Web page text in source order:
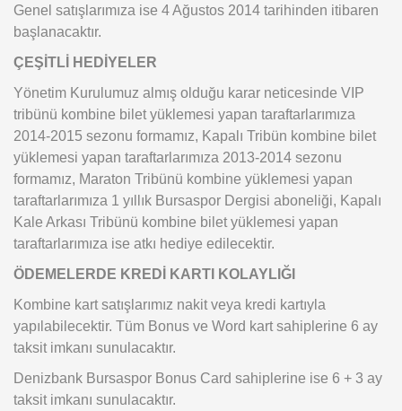
Genel satışlarımıza ise 4 Ağustos 2014 tarihinden itibaren
başlanacaktır.
ÇEŞİTLİ HEDİYELER
Yönetim Kurulumuz almış olduğu karar neticesinde VIP
tribünü kombine bilet yüklemesi yapan taraftarlarımıza
2014-2015 sezonu formamız, Kapalı Tribün kombine bilet
yüklemesi yapan taraftarlarımıza 2013-2014 sezonu
formamız, Maraton Tribünü kombine yüklemesi yapan
taraftarlarımıza 1 yıllık Bursaspor Dergisi aboneliği, Kapalı
Kale Arkası Tribünü kombine bilet yüklemesi yapan
taraftarlarımıza ise atkı hediye edilecektir.
ÖDEMELERDE KREDİ KARTI KOLAYLIĞI
Kombine kart satışlarımız nakit veya kredi kartıyla
yapılabilecektir. Tüm Bonus ve Word kart sahiplerine 6 ay
taksit imkanı sunulacaktır.
Denizbank Bursaspor Bonus Card sahiplerine ise 6 + 3 ay
taksit imkanı sunulacaktır.